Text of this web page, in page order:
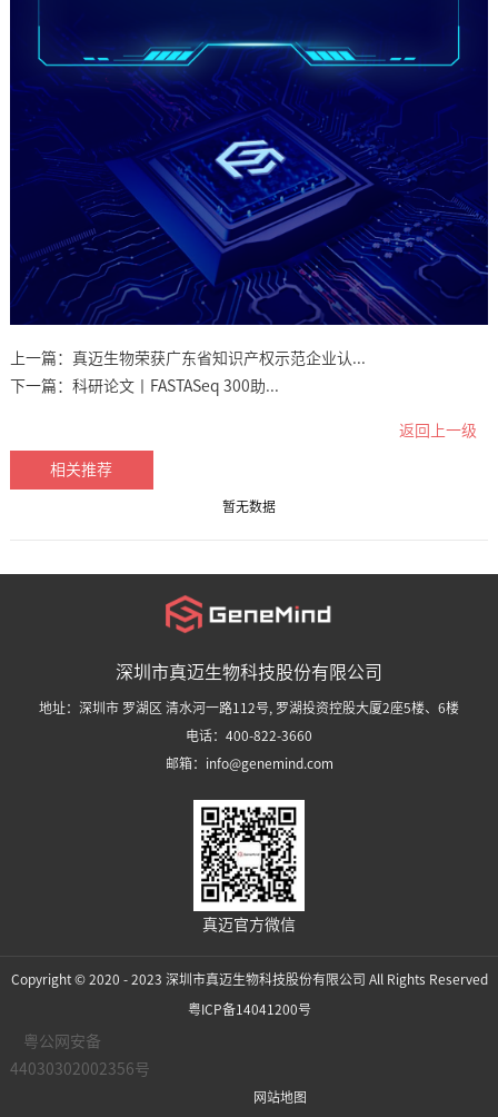
上一篇： 真迈生物荣获广东省知识产权示范企业认...
下一篇： 科研论文丨FASTASeq 300助...
返回上一级
相关推荐
暂无数据
深圳市真迈生物科技股份有限公司
地址：深圳市 罗湖区 清水河一路112号, 罗湖投资控股大厦2座5楼、6楼
电话：400-822-3660
邮箱：info@genemind.com
真迈官方微信
Copyright © 2020 - 2023 深圳市真迈生物科技股份有限公司 All Rights Reserved
粤ICP备14041200号
粤公网安备
44030302002356号
网站地图